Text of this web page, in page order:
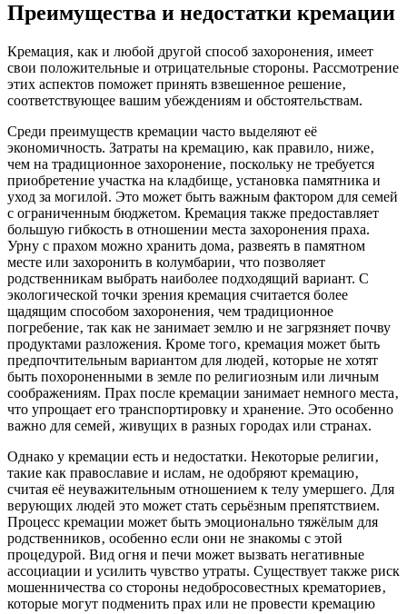
Преимущества и недостатки кремации
Кремация‚ как и любой другой способ захоронения‚ имеет
свои положительные и отрицательные стороны. Рассмотрение
этих аспектов поможет принять взвешенное решение‚
соответствующее вашим убеждениям и обстоятельствам.
Среди преимуществ кремации часто выделяют её
экономичность. Затраты на кремацию‚ как правило‚ ниже‚
чем на традиционное захоронение‚ поскольку не требуется
приобретение участка на кладбище‚ установка памятника и
уход за могилой. Это может быть важным фактором для семей
с ограниченным бюджетом. Кремация также предоставляет
большую гибкость в отношении места захоронения праха.
Урну с прахом можно хранить дома‚ развеять в памятном
месте или захоронить в колумбарии‚ что позволяет
родственникам выбрать наиболее подходящий вариант. С
экологической точки зрения кремация считается более
щадящим способом захоронения‚ чем традиционное
погребение‚ так как не занимает землю и не загрязняет почву
продуктами разложения. Кроме того‚ кремация может быть
предпочтительным вариантом для людей‚ которые не хотят
быть похороненными в земле по религиозным или личным
соображениям. Прах после кремации занимает немного места‚
что упрощает его транспортировку и хранение. Это особенно
важно для семей‚ живущих в разных городах или странах.
Однако у кремации есть и недостатки. Некоторые религии‚
такие как православие и ислам‚ не одобряют кремацию‚
считая её неуважительным отношением к телу умершего. Для
верующих людей это может стать серьёзным препятствием.
Процесс кремации может быть эмоционально тяжёлым для
родственников‚ особенно если они не знакомы с этой
процедурой. Вид огня и печи может вызвать негативные
ассоциации и усилить чувство утраты. Существует также риск
мошенничества со стороны недобросовестных крематориев‚
которые могут подменить прах или не провести кремацию